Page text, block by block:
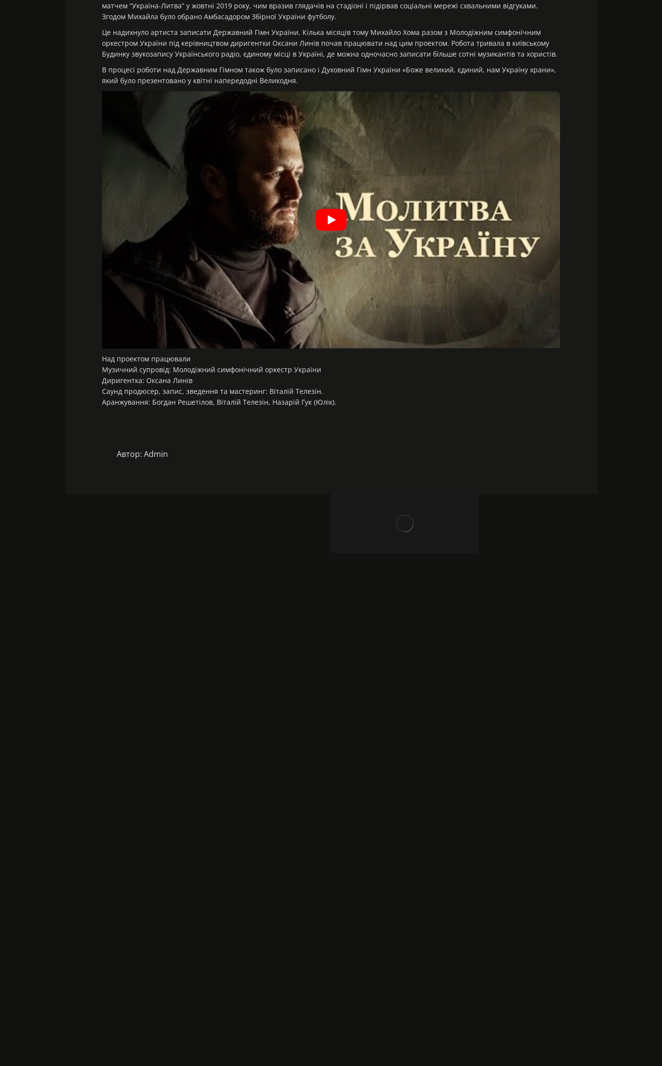
матчем “Україна-Литва” у жовтні 2019 року, чим вразив глядачів на стадіоні і підірвав соціальні мережі схвальними відгуками.
Згодом Михайла було обрано Амбасадором Збірної України футболу.
Це надихнуло артиста записати Державний Гімн України. Кілька місяців тому Михайло Хома разом з Молодіжним симфонічним
оркестром України під керівництвом диригентки Оксани Линів почав працювати над цим проектом. Робота тривала в київському
Будинку звукозапису Українського радіо, єдиному місці в Україні, де можна одночасно записати більше сотні музикантів та хористів.
В процесі роботи над Державним Гімном також було записано і Духовний Гімн України «Боже великий, єдиний, нам Україну храни»,
який було презентовано у квітні напередодні Великодня.
Над проектом працювали
Музичний супровід: Молодіжний симфонічний оркестр України
Диригентка: Оксана Линів
Саунд продюсер, запис, зведення та мастеринг: Віталій Телезін.
Аранжування: Богдан Решетілов, Віталій Телезін, Назарій Гук (Юлік).
Автор: Admin